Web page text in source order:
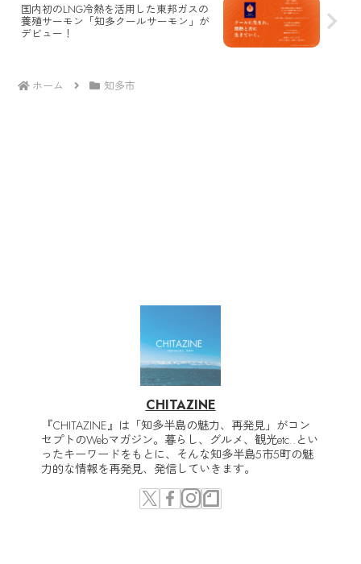
国内初のLNG冷熱を活用した東邦ガスの
養殖サーモン「知多クールサーモン」が
デビュー！
ホーム 知多市
CHITAZINE
『CHITAZINE』は「知多半島の魅力、再発見」がコン
セプトのWebマガジン。暮らし、グルメ、観光etc..とい
ったキーワードをもとに、そんな知多半島5市5町の魅
力的な情報を再発見、発信していきます。